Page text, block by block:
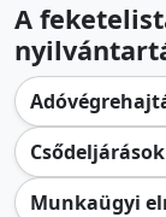
A
Csődeljárások
Munkaügyi